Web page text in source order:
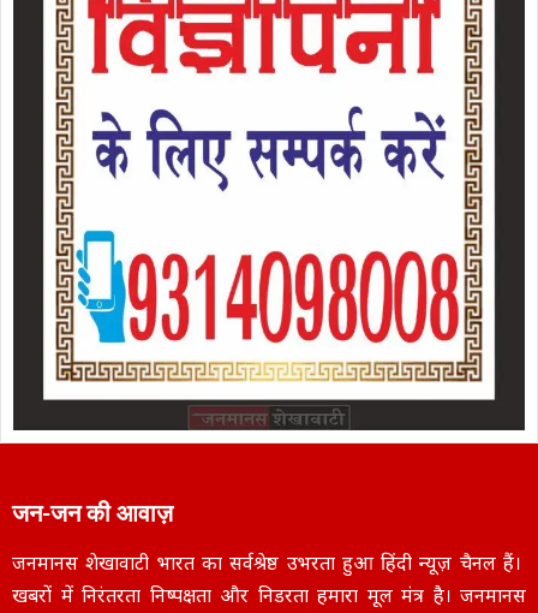
जन-जन की आवाज़
जनमानस शेखावाटी भारत का सर्वश्रेष्ठ उभरता हुआ हिंदी न्यूज़ चैनल हैं।
खबरों में निरंतरता निष्पक्षता और निडरता हमारा मूल मंत्र है। जनमानस